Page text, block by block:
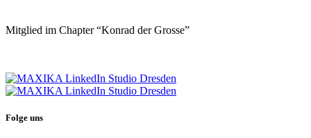
Mitglied im Chapter “Konrad der Grosse”
Folge uns